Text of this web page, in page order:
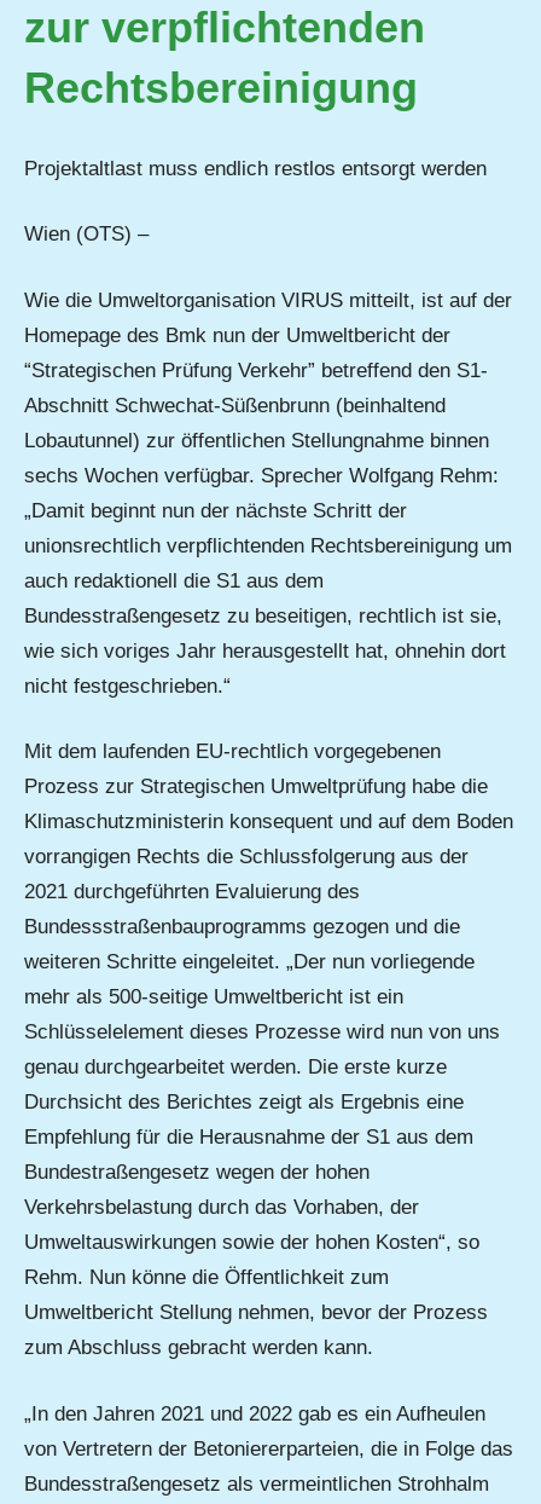
zur verpflichtenden
Rechtsbereinigung
Projektaltlast muss endlich restlos entsorgt werden
Wien (OTS) –
Wie die Umweltorganisation VIRUS mitteilt, ist auf der
Homepage des Bmk nun der Umweltbericht der
“Strategischen Prüfung Verkehr” betreffend den S1-
Abschnitt Schwechat-Süßenbrunn (beinhaltend
Lobautunnel) zur öffentlichen Stellungnahme binnen
sechs Wochen verfügbar. Sprecher Wolfgang Rehm:
„Damit beginnt nun der nächste Schritt der
unionsrechtlich verpflichtenden Rechtsbereinigung um
auch redaktionell die S1 aus dem
Bundesstraßengesetz zu beseitigen, rechtlich ist sie,
wie sich voriges Jahr herausgestellt hat, ohnehin dort
nicht festgeschrieben.“
Mit dem laufenden EU-rechtlich vorgegebenen
Prozess zur Strategischen Umweltprüfung habe die
Klimaschutzministerin konsequent und auf dem Boden
vorrangigen Rechts die Schlussfolgerung aus der
2021 durchgeführten Evaluierung des
Bundessstraßenbauprogramms gezogen und die
weiteren Schritte eingeleitet. „Der nun vorliegende
mehr als 500-seitige Umweltbericht ist ein
Schlüsselelement dieses Prozesse wird nun von uns
genau durchgearbeitet werden. Die erste kurze
Durchsicht des Berichtes zeigt als Ergebnis eine
Empfehlung für die Herausnahme der S1 aus dem
Bundestraßengesetz wegen der hohen
Verkehrsbelastung durch das Vorhaben, der
Umweltauswirkungen sowie der hohen Kosten“, so
Rehm. Nun könne die Öffentlichkeit zum
Umweltbericht Stellung nehmen, bevor der Prozess
zum Abschluss gebracht werden kann.
„In den Jahren 2021 und 2022 gab es ein Aufheulen
von Vertretern der Betoniererparteien, die in Folge das
Bundesstraßengesetz als vermeintlichen Strohhalm